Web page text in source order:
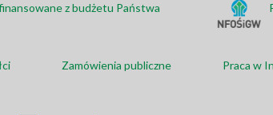
z budżetu Państwa
Zamówienia publiczne Praca w